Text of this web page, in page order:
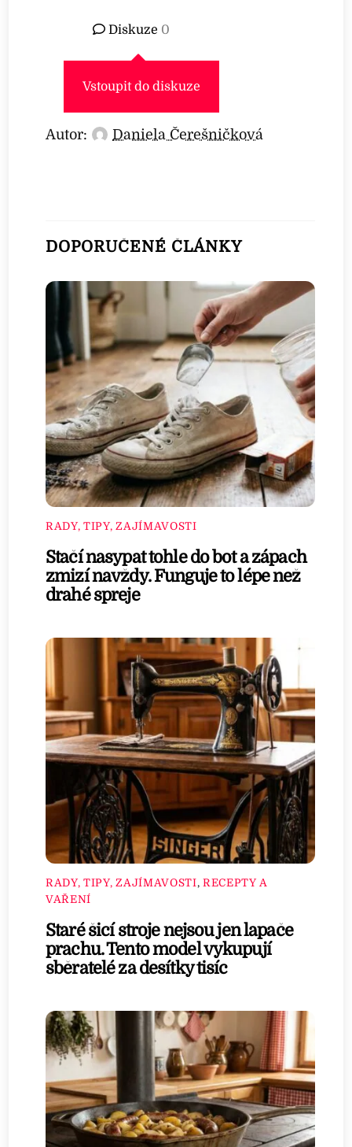
Diskuze 0
Vstoupit do diskuze
Autor: Daniela Čerešničková
DOPORUČENÉ ČLÁNKY
RADY, TIPY, ZAJÍMAVOSTI
Stačí nasypat tohle do bot a zápach
zmizí navždy. Funguje to lépe než
drahé spreje
RADY, TIPY, ZAJÍMAVOSTI, RECEPTY A
VAŘENÍ
Staré šicí stroje nejsou jen lapače
prachu. Tento model vykupují
sběratelé za desítky tisíc